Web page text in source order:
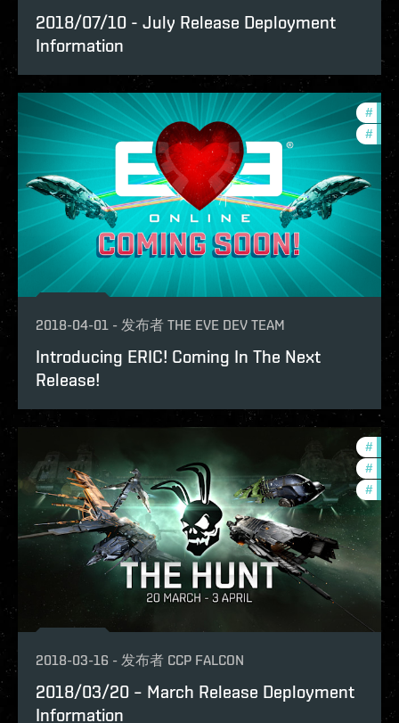
2018/07/10 - July Release Deployment
Information
#
#
2018-04-01 - 发布者 THE EVE DEV TEAM
Introducing ERIC! Coming In The Next
Release!
#
#
#
2018-03-16 - 发布者 CCP FALCON
2018/03/20 – March Release Deployment
Information